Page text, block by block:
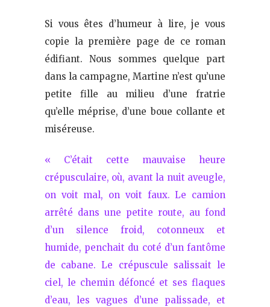
Si vous êtes d’humeur à lire, je vous
copie la première page de ce roman
édifiant. Nous sommes quelque part
dans la campagne, Martine n’est qu’une
petite fille au milieu d’une fratrie
qu’elle méprise, d’une boue collante et
miséreuse.
« C’était cette mauvaise heure
crépusculaire, où, avant la nuit aveugle,
on voit mal, on voit faux. Le camion
arrêté dans une petite route, au fond
d’un silence froid, cotonneux et
humide, penchait du coté d’un fantôme
de cabane. Le crépuscule salissait le
ciel, le chemin défoncé et ses flaques
d’eau, les vagues d’une palissade, et